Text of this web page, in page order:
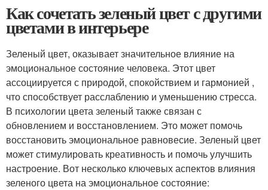
Как сочетать зеленый цвет с другими
цветами в интерьере
Зеленый цвет, оказывает значительное влияние на
эмоциональное состояние человека. Этот цвет
ассоциируется с природой, спокойствием и гармонией ,
что способствует расслаблению и уменьшению стресса.
В психологии цвета зеленый также связан с
обновлением и восстановлением. Это может помочь
восстановить эмоциональное равновесие. Зеленый цвет
может стимулировать креативность и помочь улучшить
настроение. Вот несколько ключевых аспектов влияния
зеленого цвета на эмоциональное состояние: